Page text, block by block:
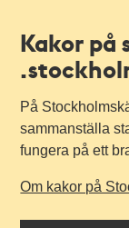
Kakor på
På
sammanställa
fungera på ett
Om kakor på